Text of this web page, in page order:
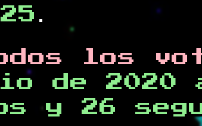
.
los
de 2020
y 26